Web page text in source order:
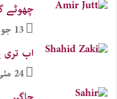
چھوٹے
13 جون, 2020
اب
24 مئی, 2020